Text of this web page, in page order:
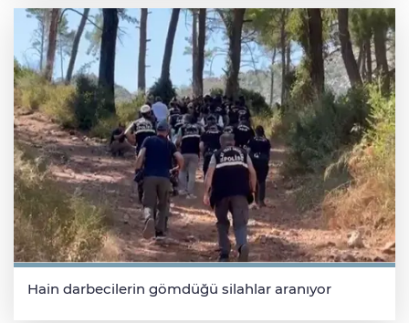
Hain darbecilerin gömdüğü silahlar aranıyor